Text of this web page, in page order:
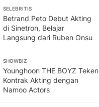
SELEBRITIS
Betrand Peto Debut Akting
di Sinetron, Belajar
Langsung dari Ruben Onsu
SHOWBIZ
Younghoon THE BOYZ Teken
Kontrak Akting dengan
Namoo Actors